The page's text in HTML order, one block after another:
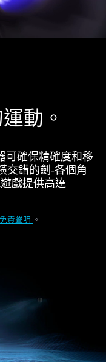
動。
可確保精確度和移
交錯的劍-各個角
戲提供高達
責聲明 。